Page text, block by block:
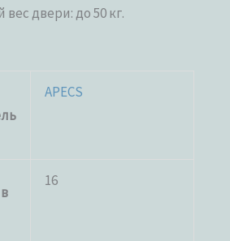
двери: до 50 кг.
APECS
16